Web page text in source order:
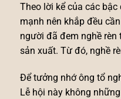
Theo lời kể của các
mạnh nên khắp đều
người đã đem nghề
sản xuất. Từ đó, nghề
Để tưởng nhớ ông tổ
Lễ hội này không